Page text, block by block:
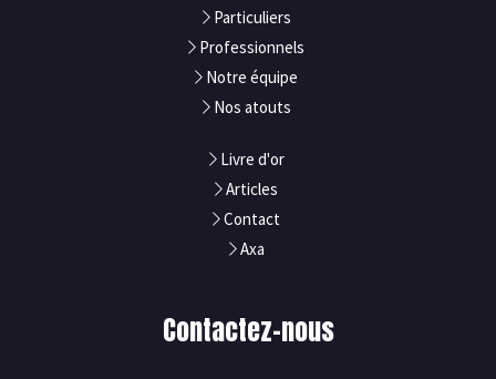
Particuliers
Professionnels
Notre équipe
Nos atouts
Livre d'or
Articles
Contact
Axa
Contactez-nous